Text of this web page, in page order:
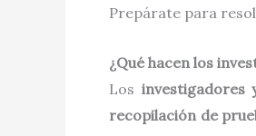
Prepárate para
¿Qué hacen los
Los investigadores
recopilación de